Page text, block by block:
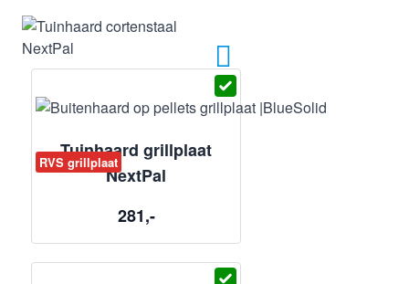
RVS grillplaat
Tuinhaard grillplaat
NextPal
281,-